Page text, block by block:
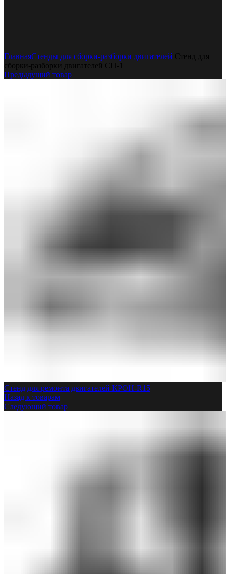
ГлавнаяСтенды для сборки-разборки двигателей Стенд для
сборки-разборки двигателей СП-1
Предыдущий товар
Стенд для ремонта двигателей КРОН-R15
Назад к товарам
Следующий товар